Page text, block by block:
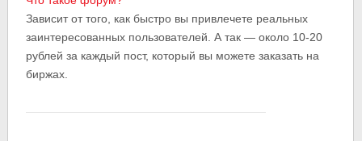
Зависит от того, как быстро вы привлечете реальных
заинтересованных пользователей. А так — около 10-20
рублей за каждый пост, который вы можете заказать на
биржах.